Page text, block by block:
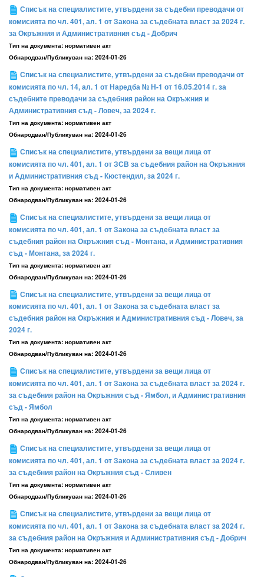
Списък на специалистите, утвърдени за съдебни преводачи от
комисията по чл. 401, ал. 1 от Закона за съдебната власт за 2024 г.
за Окръжния и Административния съд - Добрич
Тип на документа: нормативен акт
Обнародван/Публикуван на: 2024-01-26
Списък на специалистите, утвърдени за съдебни преводачи от
комисията по чл. 14, ал. 1 от Наредба № Н-1 от 16.05.2014 г. за
съдебните преводачи за съдебния район на Окръжния и
Административния съд - Ловеч, за 2024 г.
Тип на документа: нормативен акт
Обнародван/Публикуван на: 2024-01-26
Списък на специалистите, утвърдени за вещи лица от
комисията по чл. 401, ал. 1 от ЗСВ за съдебния район на Окръжния
и Административния съд - Кюстендил, за 2024 г.
Тип на документа: нормативен акт
Обнародван/Публикуван на: 2024-01-26
Списък на специалистите, утвърдени за вещи лица от
комисията по чл. 401, ал. 1 от Закона за съдебната власт за
съдебния район на Окръжния съд - Монтана, и Административния
съд - Монтана, за 2024 г.
Тип на документа: нормативен акт
Обнародван/Публикуван на: 2024-01-26
Списък на специалистите, утвърдени за вещи лица от
комисията по чл. 401, ал. 1 от Закона за съдебната власт за
съдебния район на Окръжния и Административния съд - Ловеч, за
2024 г.
Тип на документа: нормативен акт
Обнародван/Публикуван на: 2024-01-26
Списък на специалистите, утвърдени за вещи лица от
комисията по чл. 401, ал. 1 от Закона за съдебната власт за 2024 г.
за съдебния район на Окръжния съд - Ямбол, и Административния
съд - Ямбол
Тип на документа: нормативен акт
Обнародван/Публикуван на: 2024-01-26
Списък на специалистите, утвърдени за вещи лица от
комисията по чл. 401, ал. 1 от Закона за съдебната власт за 2024 г.
за съдебния район на Окръжния съд - Сливен
Тип на документа: нормативен акт
Обнародван/Публикуван на: 2024-01-26
Списък на специалистите, утвърдени за вещи лица от
комисията по чл. 401, ал. 1 от Закона за съдебната власт за 2024 г.
за съдебния район на Окръжния и Административния съд - Добрич
Тип на документа: нормативен акт
Обнародван/Публикуван на: 2024-01-26